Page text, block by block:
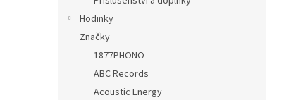
Hodinky
Značky
1877PHONO
ABC Records
Acoustic Energy